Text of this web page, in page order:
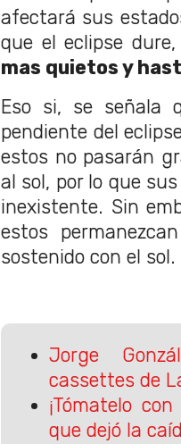
afectará sus
que el eclipse
mas quietos y
Eso si, se señala
pendiente del
estos no pasarán
al sol, por lo que
inexistente. Sin
estos
sostenido con el sol.
Jorge
cassettes de
¡Tómatelo
que dejó la